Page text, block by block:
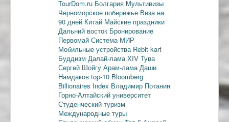
TourDom.ru Болгария Мультивизы
Черноморское побережье Виза на
90 дней Китай Майские праздники
Дальний восток Бронирование
Первомай Система МИР
Мобильные устройства Rebit kart
Буддизм Далай-лама XIV Тува
Сергей Шойгу Арам-ламаДаши
Намдаков top-10 Bloomberg
Billionaires Index Владимир Потанин
Горно-Алтайский университет
Студенческий туризм
Международные туры